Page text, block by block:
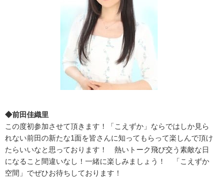
◆前田佳織里
この度初参加させて頂きます！「こえずか」ならではしか見ら
れない前田の新たな1面を皆さんに知ってもらって楽しんで頂け
たらいいなと思っております！ 熱いトーク飛び交う素敵な日
になること間違いなし！一緒に楽しみましょう！ 「こえずか
空間」でぜひお待ちしております！